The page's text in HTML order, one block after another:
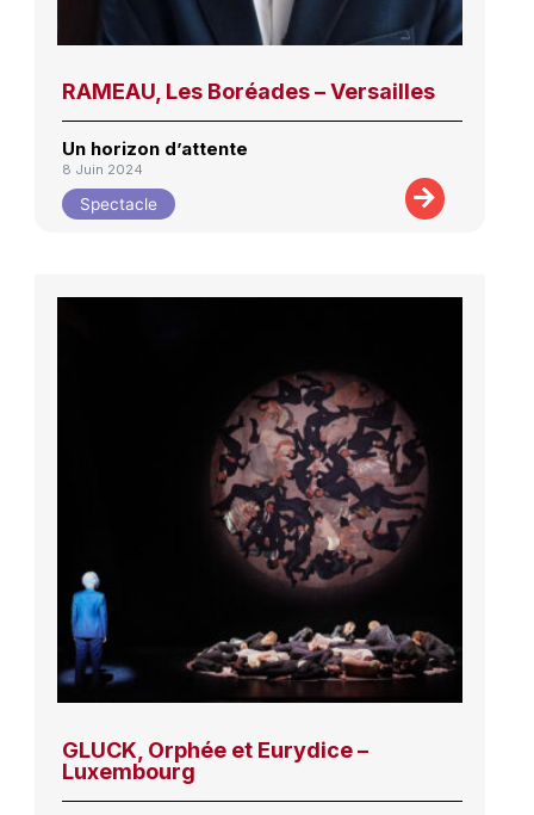
RAMEAU, Les Boréades – Versailles
Un horizon d’attente
8 Juin 2024
Spectacle
GLUCK, Orphée et Eurydice –
Luxembourg